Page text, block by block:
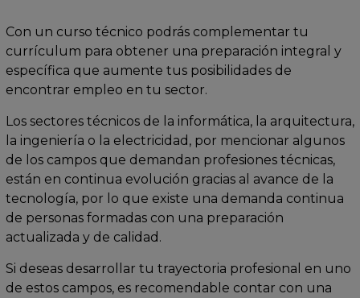
Con un curso técnico podrás complementar tu
currículum para obtener una preparación integral y
específica que aumente tus posibilidades de
encontrar empleo en tu sector.
Los sectores técnicos de la informática, la arquitectura,
la ingeniería o la electricidad, por mencionar algunos
de los campos que demandan profesiones técnicas,
están en continua evolución gracias al avance de la
tecnología, por lo que existe una demanda continua
de personas formadas con una preparación
actualizada y de calidad.
Si deseas desarrollar tu trayectoria profesional en uno
de estos campos, es recomendable contar con una